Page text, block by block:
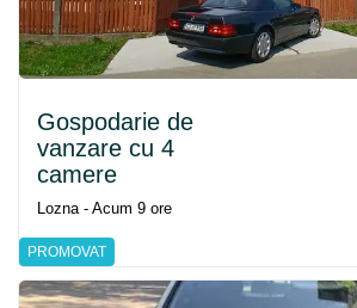
PROMOVAT
Gospodarie de
vanzare cu 4
camere
Lozna - Acum 9 ore